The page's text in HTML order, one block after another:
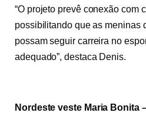
“O projeto prevê conexão com
possibilitando que as meninas
possam seguir carreira no
adequado”, destaca Denis.
Nordeste veste Maria Bonita